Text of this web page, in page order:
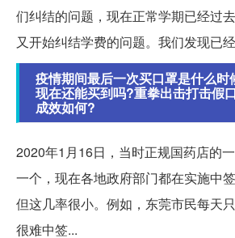
们纠结的问题，现在正常学期已经过
又开始纠结学费的问题。我们发现已
疫情期间最后一次买口罩是什么时
现在还能买到吗?重拳出击打击假
成效如何?
2020年1月16日，当时正规国药店的
一个，现在各地政府部门都在实施中
但这几率很小。例如，东莞市民每天
很难中签...